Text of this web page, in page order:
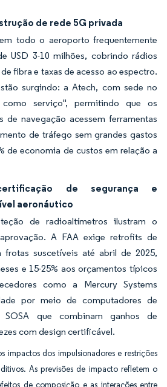
de rede 5G privada
todo o aeroporto frequentemente
USD 3-10 milhões, cobrindo rádios
fibra e taxas de acesso ao espectro.
surgindo: a Atech, com sede no
serviço", permitindo que os
de navegação acessem ferramentas
de tráfego sem grandes gastos
de economia de custos em relação a
de segurança e
aeronáutico
de radioaltímetros ilustram o
A FAA exige retrofits de
frotas suscetíveis até abril de 2025,
e 15-25% aos orçamentos típicos
como a Mercury Systems
por meio de computadores de
que combinam ganhos de
com design certificável.
impactos dos impulsionadores e restrições
As previsões de impacto refletem o
de composição e as interações entre